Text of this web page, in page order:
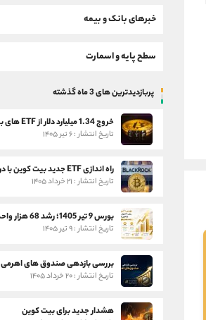
خبرهای بانک و بیمه
سطح پایه و اسمارت
پربازدیدترین های 3 ماه گذشته
خروج 1.34 میلیارد دلار از ETF های بیت کوین در یک هفته
تاریخ انتشار : ۶ تیر ۱۴۰۵
راه اندازی ETF جدید بیت کوین با درآمد ماهانه
تاریخ انتشار : ۲۱ خرداد ۱۴۰۵
تاریخ انتشار : ۹ تیر ۱۴۰۵
بررسی بازدهی صندوق های اهرمی
تاریخ انتشار : ۲۰ خرداد ۱۴۰۵
هشدار جدید برای بیت کوین